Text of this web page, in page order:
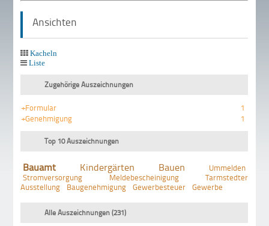
Ansichten
Kacheln
Liste
Zugehörige Auszeichnungen
+Formular
1
+Genehmigung
1
Top 10 Auszeichnungen
Bauamt Kindergärten Bauen
Ummelden
Stromversorgung
Meldebescheinigung
Tarmstedter
Ausstellung
Baugenehmigung Gewerbesteuer Gewerbe
Alle Auszeichnungen (231)